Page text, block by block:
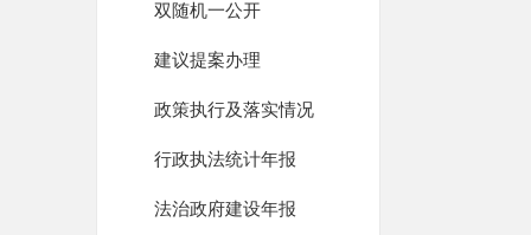
双随机一公开
建议提案办理
政策执行及落实情况
行政执法统计年报
法治政府建设年报